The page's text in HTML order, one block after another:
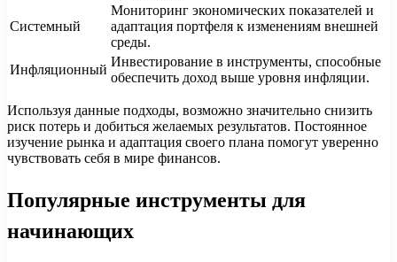
Системный
Мониторинг экономических показателей и
адаптация портфеля к изменениям внешней
среды.
Инфляционный
Инвестирование в инструменты, способные
обеспечить доход выше уровня инфляции.
Используя данные подходы, возможно значительно снизить
риск потерь и добиться желаемых результатов. Постоянное
изучение рынка и адаптация своего плана помогут уверенно
чувствовать себя в мире финансов.
Популярные инструменты для
начинающих